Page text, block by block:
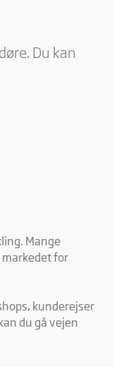
Du kan
Mange
for
kunderejser
du gå vejen